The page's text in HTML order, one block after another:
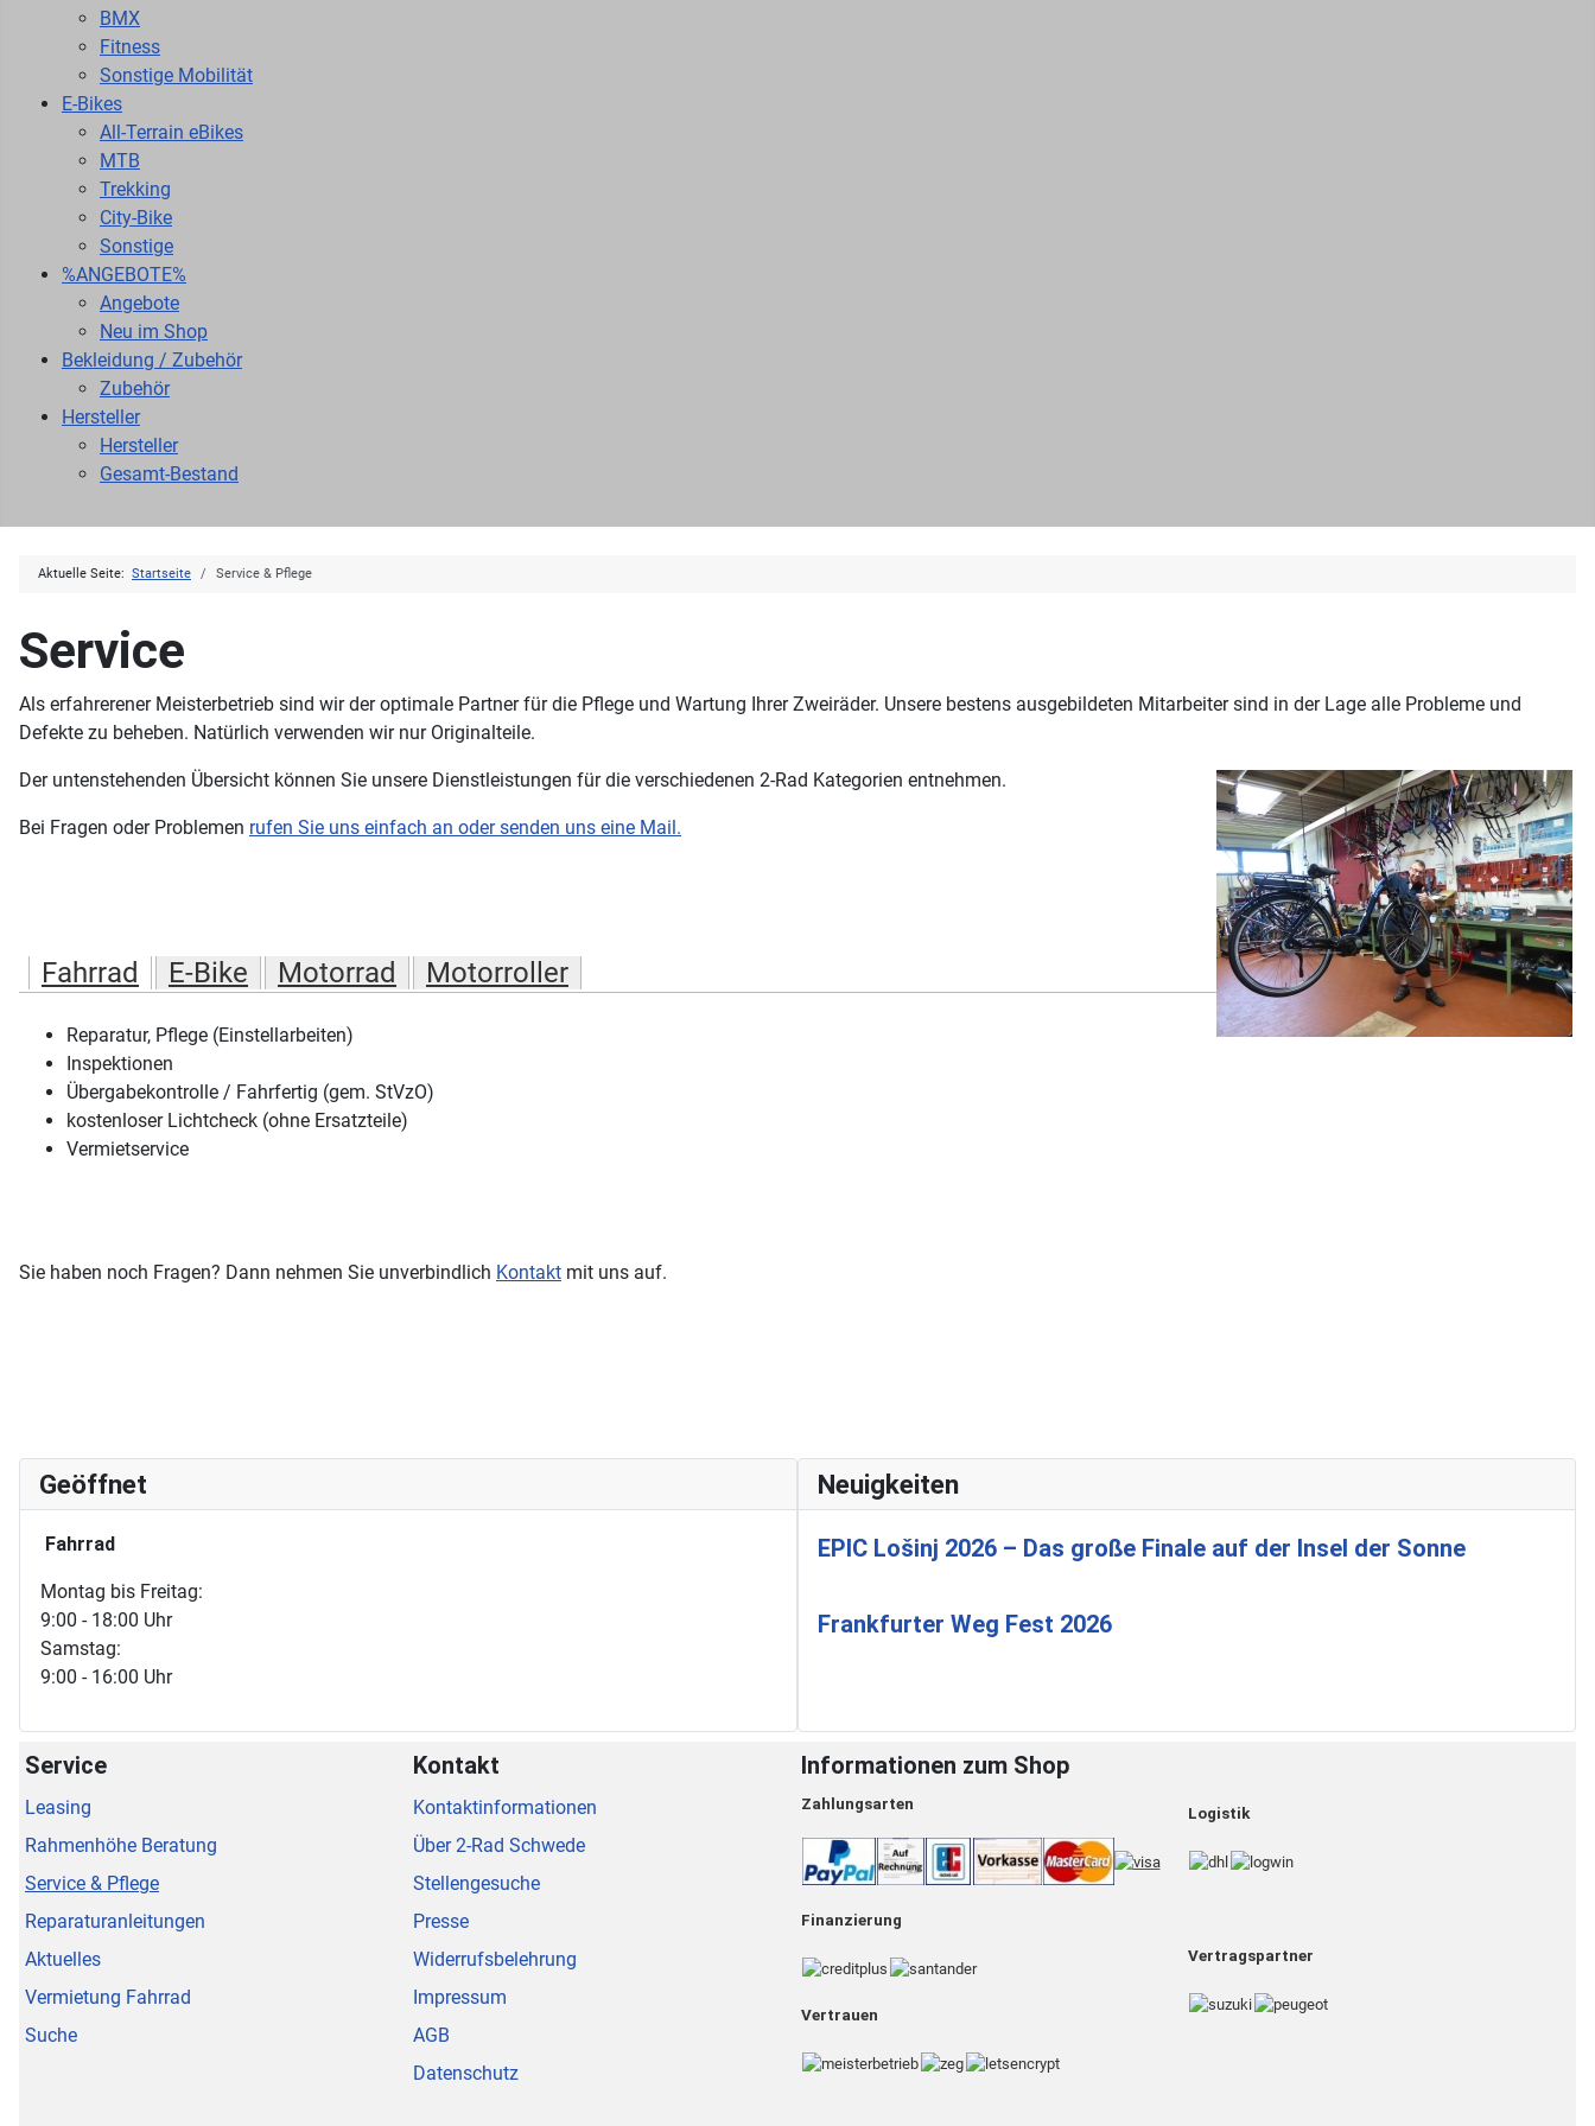
BMX
Fitness
Sonstige Mobilität
E-Bikes
All-Terrain eBikes
MTB
Trekking
City-Bike
Sonstige
%ANGEBOTE%
Angebote
Neu im Shop
Bekleidung / Zubehör
Zubehör
Hersteller
Hersteller
Gesamt-Bestand
Aktuelle Seite: Startseite Service & Pflege
Service
Als erfahrerener Meisterbetrieb sind wir der optimale Partner für die Pflege und Wartung Ihrer Zweiräder. Unsere bestens ausgebildeten Mitarbeiter sind in der Lage alle Probleme und
Defekte zu beheben. Natürlich verwenden wir nur Originalteile.
Der untenstehenden Übersicht können Sie unsere Dienstleistungen für die verschiedenen 2-Rad Kategorien entnehmen.
Bei Fragen oder Problemen rufen Sie uns einfach an oder senden uns eine Mail.
Fahrrad E-Bike Motorrad Motorroller
Reparatur, Pflege (Einstellarbeiten)
Inspektionen
Übergabekontrolle / Fahrfertig (gem. StVzO)
kostenloser Lichtcheck (ohne Ersatzteile)
Vermietservice
Sie haben noch Fragen? Dann nehmen Sie unverbindlich Kontakt mit uns auf.
Geöffnet
Fahrrad
Montag bis Freitag:
9:00 - 18:00 Uhr
Samstag:
9:00 - 16:00 Uhr
Neuigkeiten
EPIC Lošinj 2026 – Das große Finale auf der Insel der Sonne
Frankfurter Weg Fest 2026
Service
Leasing
Rahmenhöhe Beratung
Service & Pflege
Reparaturanleitungen
Aktuelles
Vermietung Fahrrad
Suche
Kontakt
Kontaktinformationen
Über 2-Rad Schwede
Stellengesuche
Presse
Widerrufsbelehrung
Impressum
AGB
Datenschutz
Informationen zum Shop
Zahlungsarten
Finanzierung
Vertrauen
Logistik
Vertragspartner